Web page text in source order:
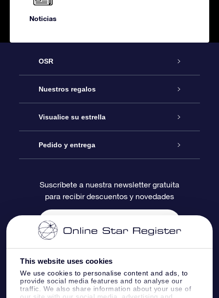
This website uses cookies
We use cookies to personalise content and ads, to
provide social media features and to analyse our
traffic. We also share information about your use of
our site with our social media, advertising and
Noticias
OSR
Atención
Contáctanos
Blog
Reseñas
Nuestros regalos
Regalo Estrella Online
Paquete de Regalo OSR
Tarjeta de Regalo OSR
Regalos empresariales
Visualice su estrella
Registro estelar
Página de Estrella Personalizada
Un Millón de Estrellas
Aplicación de RV Llévame a las estrellas
Pedido y entrega
Información de Pago
Información de Envío
Constelaciones
Suscríbete a nuestra newsletter gratuita
para recibir descuentos y novedades